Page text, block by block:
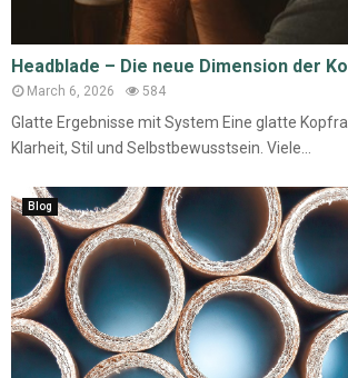
Headblade – Die neue Dimension der
March 6, 2026 584
Glatte Ergebnisse mit System Eine glatte
Klarheit, Stil und Selbstbewusstsein. Viele...
Blog